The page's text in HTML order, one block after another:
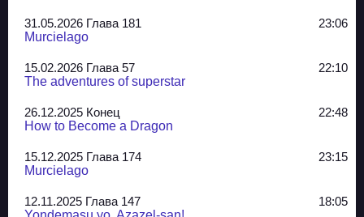
31.05.2026 Глава 181
23:06
Murcielago
15.02.2026 Глава 57
22:10
The adventures of superstar
26.12.2025 Конец
22:48
How to Become a Dragon
15.12.2025 Глава 174
23:15
Murcielago
12.11.2025 Глава 147
18:05